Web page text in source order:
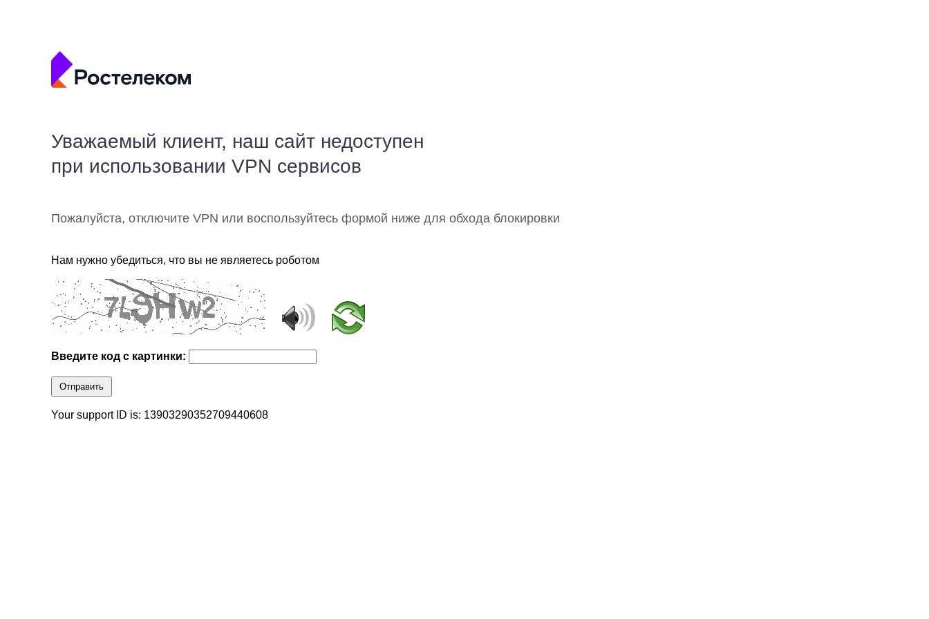
Уважаемый клиент, наш сайт недоступен
при использовании VPN сервисов
Пожалуйста, отключите VPN или воспользуйтесь формой ниже для обхода блокировки
Нам нужно убедиться, что вы не являетесь роботом
Введите код с картинки:
Отправить
Your support ID is: 13903290352709440608